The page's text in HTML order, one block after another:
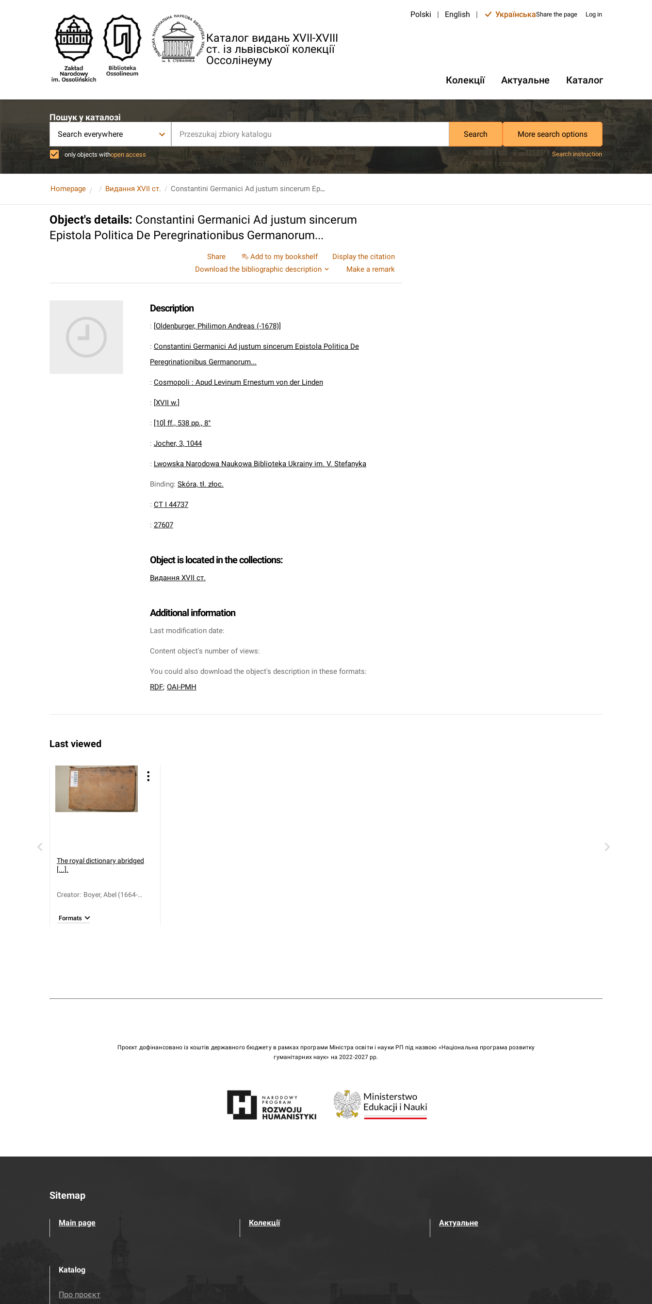
Каталог видань XVII-XVIII
ст. із львівської колекції
Оссолінеуму
Polski | English | УкраїнськаShare the page Log in
Колекції Актуальне Каталог
Пошук у каталозі
Search everywhere Search More search options
only objects withopen access Search instruction
Homepage Видання XVII ст. Constantini Germanici Ad justum sincerum Epistola Politica De Peregrinationibus Germanorum...
Object's details: Constantini Germanici Ad justum sincerum
Epistola Politica De Peregrinationibus Germanorum...
Share Add to my bookshelf
Display the citation
Download the bibliographic description
Make a remark
Description
: [Oldenburger, Philimon Andreas (-1678)]
: Constantini Germanici Ad justum sincerum Epistola Politica De
Peregrinationibus Germanorum...
: Cosmopoli : Apud Levinum Ernestum von der Linden
: [XVII w.]
: [10] ff., 538 pp., 8°
: Jocher, 3, 1044
: Lwowska Narodowa Naukowa Biblioteka Ukrainy im. V. Stefanyka
Binding: Skóra, tł. złoc.
: CT I 44737
: 27607
Object is located in the collections:
Видання XVII ст.
Additional information
Last modification date:
Content object's number of views:
You could also download the object's description in these formats:
RDF; OAI-PMH
Last viewed
The royal dictionary abridged
[...].
Creator: Boyer, Abel (1664-
Formats
Проєкт дофінансовано із коштів державного бюджету в рамках програми Міністра освіти і науки РП під назвою «Національна програма розвитку
гуманітарних наук» на 2022-2027 рр.
Sitemap
Main page Колекції Актуальне
Katalog
Про проєкт